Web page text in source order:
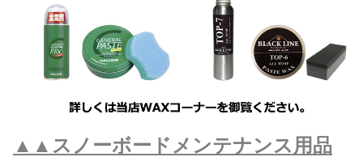
▲▲スノーボードメンテナンス用品